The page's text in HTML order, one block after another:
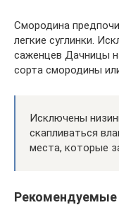
Смородина
легкие суглинки.
саженцев Дачницы
сорта смородины
Исключены
скапливаться
места, которые
Рекомендуемые